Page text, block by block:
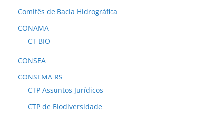
Comitês de Bacia Hidrográfica
CONAMA
CT BIO
CONSEA
CONSEMA-RS
CTP Assuntos Jurídicos
CTP de Biodiversidade